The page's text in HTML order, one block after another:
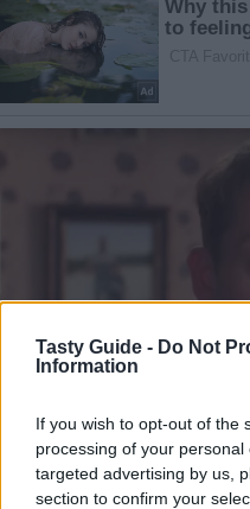
Tasty Guide - Do Not
Information
If you wish to opt-out of the
processing of your
targeted advertising by us,
section to confirm your